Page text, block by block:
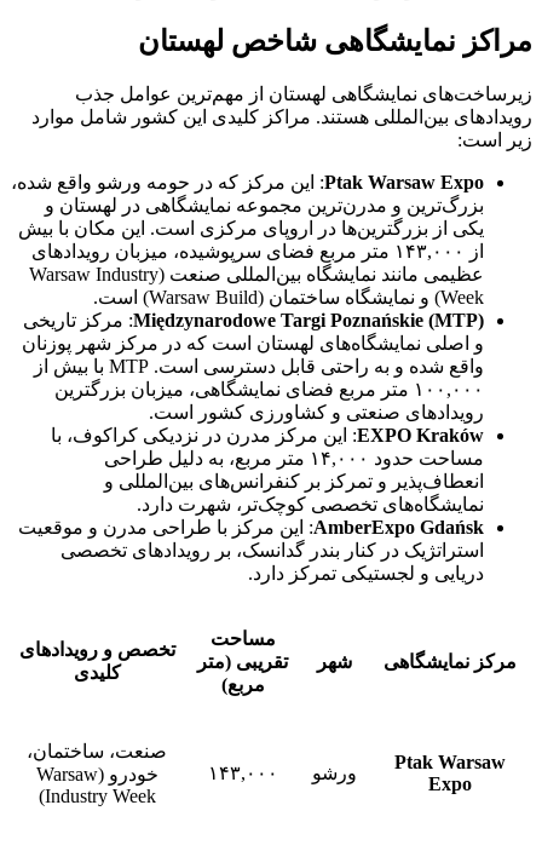
مراکز نمایشگاهی شاخص لهستان
زیرساخت‌های نمایشگاهی لهستان از مهم‌ترین عوامل جذب
رویدادهای بین‌المللی هستند. مراکز کلیدی این کشور شامل موارد
زیر است:
Ptak Warsaw Expo: این مرکز که در حومه ورشو واقع شده،
بزرگ‌ترین و مدرن‌ترین مجموعه نمایشگاهی در لهستان و
یکی از بزرگترین‌ها در اروپای مرکزی است. این مکان با بیش
از ۱۴۳,۰۰۰ متر مربع فضای سرپوشیده، میزبان رویدادهای
عظیمی مانند نمایشگاه بین‌المللی صنعت (Warsaw Industry
Week) و نمایشگاه ساختمان (Warsaw Build) است.
Międzynarodowe Targi Poznańskie (MTP): مرکز تاریخی
و اصلی نمایشگاه‌های لهستان است که در مرکز شهر پوزنان
واقع شده و به راحتی قابل دسترسی است. MTP با بیش از
۱۰۰,۰۰۰ متر مربع فضای نمایشگاهی، میزبان بزرگترین
رویدادهای صنعتی و کشاورزی کشور است.
EXPO Kraków: این مرکز مدرن در نزدیکی کراکوف، با
مساحت حدود ۱۴,۰۰۰ متر مربع، به دلیل طراحی
انعطاف‌پذیر و تمرکز بر کنفرانس‌های بین‌المللی و
نمایشگاه‌های تخصصی کوچک‌تر، شهرت دارد.
AmberExpo Gdańsk: این مرکز با طراحی مدرن و موقعیت
استراتژیک در کنار بندر گدانسک، بر رویدادهای تخصصی
دریایی و لجستیکی تمرکز دارد.
مرکز نمایشگاهی شهر
مساحت
تقریبی (متر
مربع)
تخصص و رویدادهای
کلیدی
Ptak Warsaw
Expo
ورشو ۱۴۳,۰۰۰
صنعت، ساختمان،
خودرو (Warsaw
Industry Week)